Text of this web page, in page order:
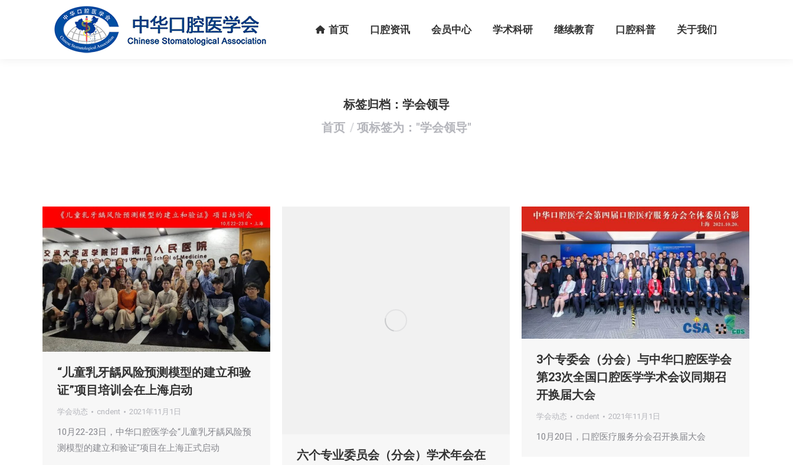
首页 口腔资讯 会员中心 学术科研 继续教育 口腔科普 关于我们
标签归档： 学会领导
您在这里：
首页 项标签为："学会领导"
“儿童乳牙龋风险预测模型的建立和验
证”项目培训会在上海启动
学会动态 cndent 2021年11月1日
10月22-23日，中华口腔医学会“儿童乳牙龋风险预
测模型的建立和验证”项目在上海正式启动
六个专业委员会（分会）学术年会在
3个专委会（分会）与中华口腔医学会
第23次全国口腔医学学术会议同期召
开换届大会
学会动态 cndent 2021年11月1日
10月20日，口腔医疗服务分会召开换届大会